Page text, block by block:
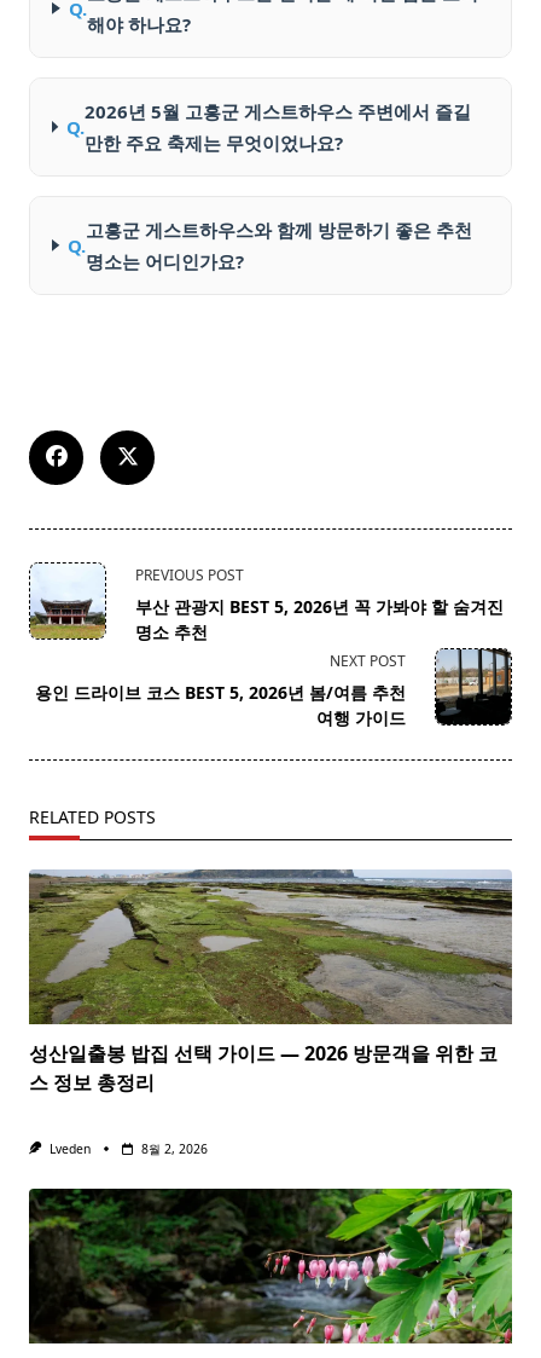
Q.
해야 하나요?
Q.
2026년 5월 고흥군 게스트하우스 주변에서 즐길
만한 주요 축제는 무엇이었나요?
Q.
고흥군 게스트하우스와 함께 방문하기 좋은 추천
명소는 어디인가요?
<span
class="nav-
subtitle
reader-
PREVIOUS POST
부산 관광지 BEST 5, 2026년 꼭 가봐야 할 숨겨진
명소 추천
NEXT POST
용인 드라이브 코스 BEST 5, 2026년 봄/여름 추천
여행 가이드
RELATED POSTS
성산일출봉 밥집 선택 가이드 — 2026 방문객을 위한 코
스 정보 총정리
Lveden 8월 2, 2026